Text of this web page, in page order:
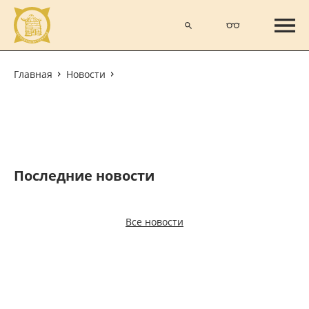
Главная Новости
Последние новости
Все новости